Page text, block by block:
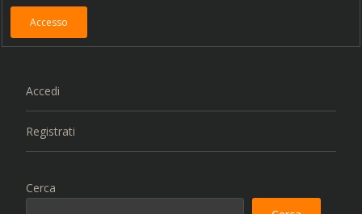
Accesso
Accedi
Registrati
Cerca